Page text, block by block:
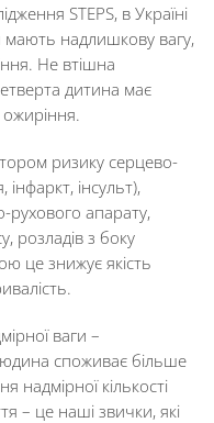
STEPS, в Україні
надлишкову вагу,
Не втішна
дитина має
ризику серцево-
інсульт),
рухового апарату,
розладів з боку
це знижує якість
ваги –
споживає більше
надмірної кількості
– це наші звички, які